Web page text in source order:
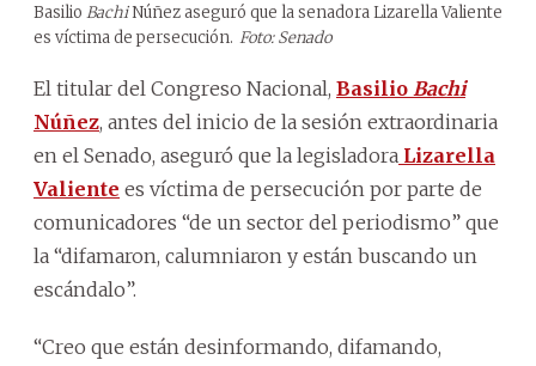
Basilio BachiNúñez aseguró que la senadora Lizarella Valiente
es víctima de persecución. Foto: Senado
El titular del Congreso Nacional, Basilio Bachi
Núñez, antes del inicio de la sesión extraordinaria
en el Senado, aseguró que la legisladora Lizarella
Valiente es víctima de persecución por parte de
comunicadores “de un sector del periodismo” que
la “difamaron, calumniaron y están buscando un
escándalo”.
“Creo que están desinformando, difamando,